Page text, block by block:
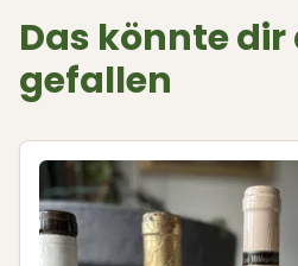
Das könnte dir
gefallen